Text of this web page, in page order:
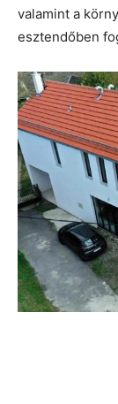
valamint a
esztendőben